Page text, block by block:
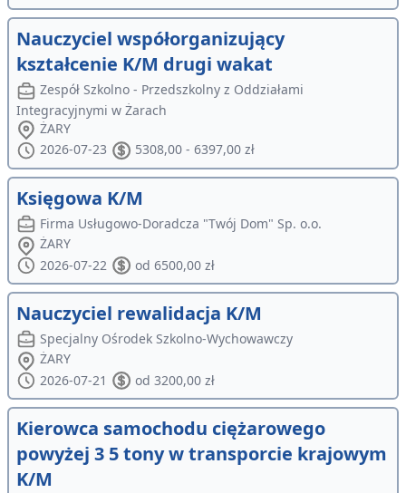
Nauczyciel współorganizujący
kształcenie K/M drugi wakat
Zespół Szkolno - Przedszkolny z Oddziałami
Integracyjnymi w Żarach
ŻARY
2026-07-23
5308,00 - 6397,00 zł
Księgowa K/M
Firma Usługowo-Doradcza "Twój Dom" Sp. o.o.
ŻARY
2026-07-22
od 6500,00 zł
Nauczyciel rewalidacja K/M
Specjalny Ośrodek Szkolno-Wychowawczy
ŻARY
2026-07-21
od 3200,00 zł
Kierowca samochodu ciężarowego
powyżej 3 5 tony w transporcie krajowym
K/M